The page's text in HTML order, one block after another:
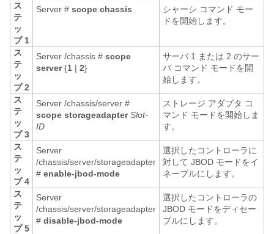
ス
テ
ッ
プ 1
Server # scope chassis
シャーシ コマンド モー
ドを開始します。
ス
テ
ッ
プ 2
Server /chassis # scope
server{1 | 2}
サーバ 1 または 2 のサー
バ コマンド モードを開
始します。
ス
テ
ッ
プ 3
Server /chassis/server #
scope storageadapterSlot-
ID
ストレージ アダプタ コ
マンド モードを開始しま
す。
ス
テ
ッ
プ 4
Server
/chassis/server/storageadapter
# enable-jbod-mode
選択したコントローラに
対して JBOD モードをイ
ネーブルにします。
ス
テ
ッ
プ 5
Server
/chassis/server/storageadapter
# disable-jbod-mode
選択したコントローラの
JBOD モードをディセー
ブルにします。